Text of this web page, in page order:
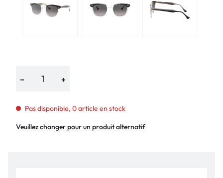
− +
Pas disponible, 0 article en stock
Veuillez changer pour un produit alternatif